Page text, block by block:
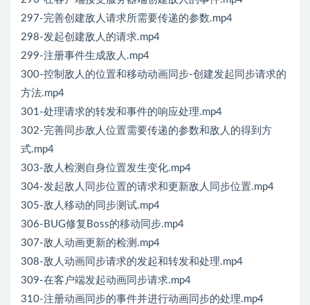
297-完善创建敌人请求所需要传递的参数.mp4
298-发起创建敌人的请求.mp4
299-注册事件生成敌人.mp4
300-控制敌人的位置和移动动画同步-创建发起同步请求的
方法.mp4
301-处理请求的转发和事件的响应处理.mp4
302-完善同步敌人位置需要传递的参数和敌人的得到方
式.mp4
303-敌人检测自身位置发生变化.mp4
304-发起敌人同步位置的请求和更新敌人同步位置.mp4
305-敌人移动的同步测试.mp4
306-BUG修复Boss的移动同步.mp4
307-敌人动画更新的检测.mp4
308-敌人动画同步请求的发起和转发和处理.mp4
309-在客户端发起动画同步请求.mp4
310-注册动画同步的事件并进行动画同步的处理.mp4